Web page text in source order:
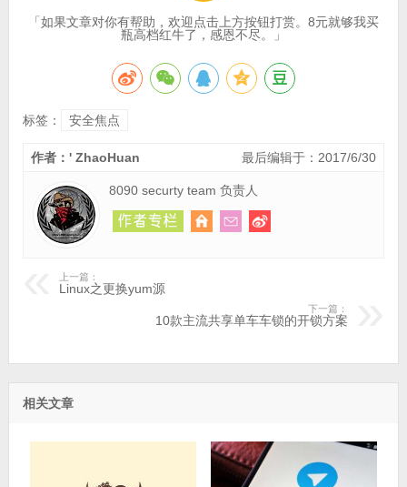
「如果文章对你有帮助，欢迎点击上方按钮打赏。8元就够我买
瓶高档红牛了，感恩不尽。」
标签： 安全焦点
最后编辑于：2017/6/30
作者：' ZhaoHuan
8090 securty team 负责人
上一篇：
Linux之更换yum源
下一篇：
10款主流共享单车车锁的开锁方案
相关文章